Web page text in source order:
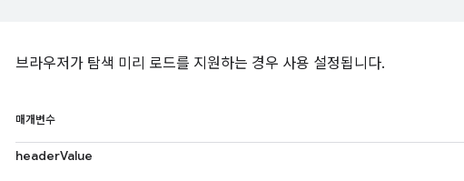
브라우저가 탐색 미리 로드를 지원하는 경우 사용 설정됩니다.
매개변수
headerValue